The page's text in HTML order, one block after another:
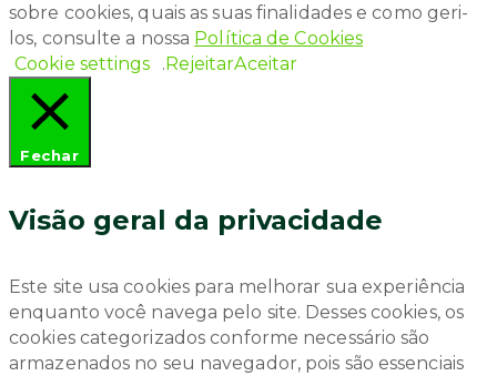
sobre cookies, quais as suas finalidades e como geri-
los, consulte a nossa Política de Cookies
Cookie settings
.RejeitarAceitar
Fechar
Visão geral da privacidade
Este site usa cookies para melhorar sua experiência
enquanto você navega pelo site. Desses cookies, os
cookies categorizados conforme necessário são
armazenados no seu navegador, pois são essenciais